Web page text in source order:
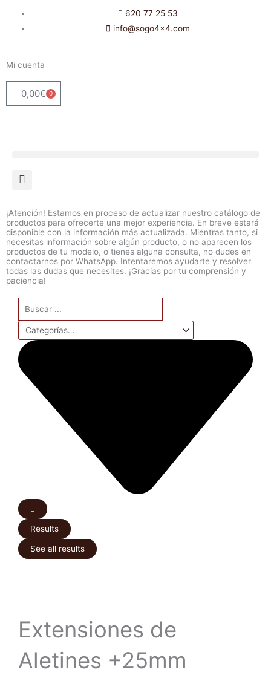
620 77 25 53
info@sogo4x4.com
Mi cuenta
0,00€ 0
Carrito
¡Atención! Estamos en proceso de actualizar nuestro catálogo de
productos para ofrecerte una mejor experiencia. En breve estará
disponible con la información más actualizada. Mientras tanto, si
necesitas información sobre algún producto, o no aparecen los
productos de tu modelo, o tienes alguna consulta, no dudes en
contactarnos por WhatsApp. Intentaremos ayudarte y resolver
todas las dudas que necesites. ¡Gracias por tu comprensión y
paciencia!
Search
...
Results
See all results
Extensiones de
Aletines +25mm